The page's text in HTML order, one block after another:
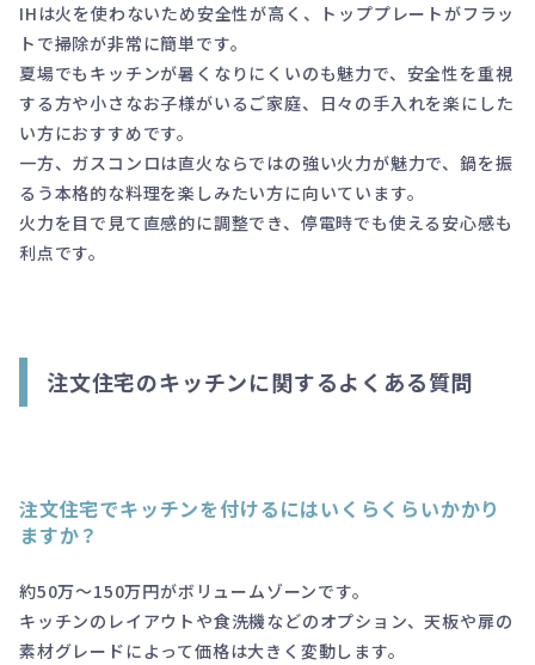
IHは火を使わないため安全性が高く、トッププレートがフラッ
トで掃除が非常に簡単です。
夏場でもキッチンが暑くなりにくいのも魅力で、安全性を重視
する方や小さなお子様がいるご家庭、日々の手入れを楽にした
い方におすすめです。
一方、ガスコンロは直火ならではの強い火力が魅力で、鍋を振
るう本格的な料理を楽しみたい方に向いています。
火力を目で見て直感的に調整でき、停電時でも使える安心感も
利点です。
注文住宅のキッチンに関するよくある質問
注文住宅でキッチンを付けるにはいくらくらいかかり
ますか？
約50万～150万円がボリュームゾーンです。
キッチンのレイアウトや食洗機などのオプション、天板や扉の
素材グレードによって価格は大きく変動します。